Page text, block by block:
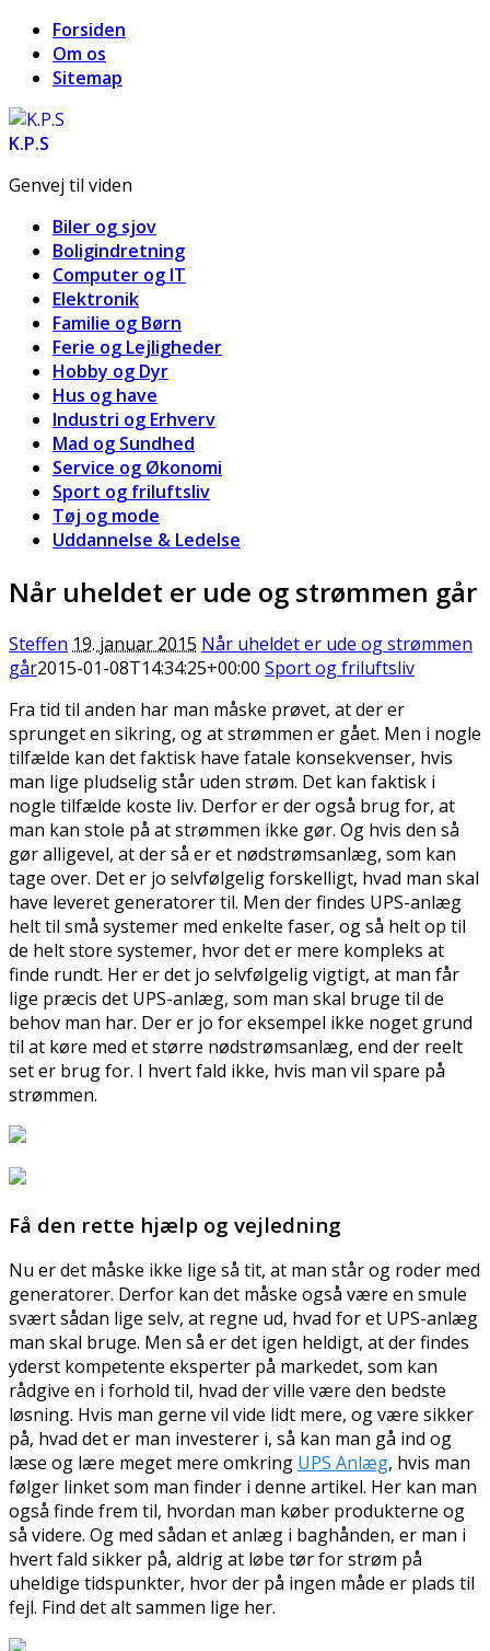
Forsiden
Om os
Sitemap
K.P.S
Genvej til viden
Biler og sjov
Boligindretning
Computer og IT
Elektronik
Familie og Børn
Ferie og Lejligheder
Hobby og Dyr
Hus og have
Industri og Erhverv
Mad og Sundhed
Service og Økonomi
Sport og friluftsliv
Tøj og mode
Uddannelse & Ledelse
Når uheldet er ude og strømmen går
Steffen 19. januar 2015 Når uheldet er ude og strømmen
går2015-01-08T14:34:25+00:00 Sport og friluftsliv
Fra tid til anden har man måske prøvet, at der er
sprunget en sikring, og at strømmen er gået. Men i nogle
tilfælde kan det faktisk have fatale konsekvenser, hvis
man lige pludselig står uden strøm. Det kan faktisk i
nogle tilfælde koste liv. Derfor er der også brug for, at
man kan stole på at strømmen ikke gør. Og hvis den så
gør alligevel, at der så er et nødstrømsanlæg, som kan
tage over. Det er jo selvfølgelig forskelligt, hvad man skal
have leveret generatorer til. Men der findes UPS-anlæg
helt til små systemer med enkelte faser, og så helt op til
de helt store systemer, hvor det er mere kompleks at
finde rundt. Her er det jo selvfølgelig vigtigt, at man får
lige præcis det UPS-anlæg, som man skal bruge til de
behov man har. Der er jo for eksempel ikke noget grund
til at køre med et større nødstrømsanlæg, end der reelt
set er brug for. I hvert fald ikke, hvis man vil spare på
strømmen.
Få den rette hjælp og vejledning
Nu er det måske ikke lige så tit, at man står og roder med
generatorer. Derfor kan det måske også være en smule
svært sådan lige selv, at regne ud, hvad for et UPS-anlæg
man skal bruge. Men så er det igen heldigt, at der findes
yderst kompetente eksperter på markedet, som kan
rådgive en i forhold til, hvad der ville være den bedste
løsning. Hvis man gerne vil vide lidt mere, og være sikker
på, hvad det er man investerer i, så kan man gå ind og
læse og lære meget mere omkring UPS Anlæg, hvis man
følger linket som man finder i denne artikel. Her kan man
også finde frem til, hvordan man køber produkterne og
så videre. Og med sådan et anlæg i baghånden, er man i
hvert fald sikker på, aldrig at løbe tør for strøm på
uheldige tidspunkter, hvor der på ingen måde er plads til
fejl. Find det alt sammen lige her.